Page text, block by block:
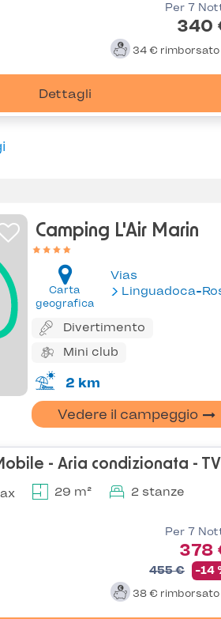
Per 7
340
34 € rimborsato
Dettagli
Camping L'Air Marin
Carta
geografica
Vias
Linguadoca-
Divertimento
Mini club
2 km
Vedere il campeggio
- Aria condizionata - TV
29 m² 2 stanze
Per 7
378
455 € -14
38 € rimborsato